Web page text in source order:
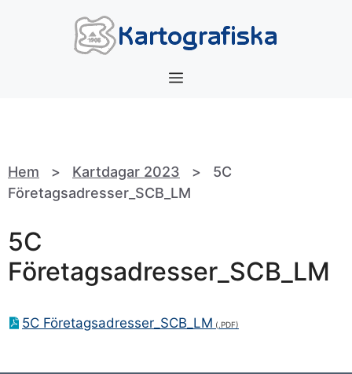
Meny
Hem > Kartdagar 2023 > 5C
Företagsadresser_SCB_LM
5C
Företagsadresser_SCB_LM
5C Företagsadresser_SCB_LM